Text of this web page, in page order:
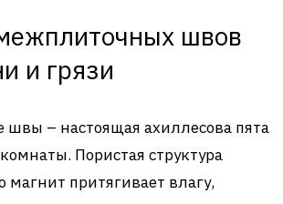
швов
и грязи
– настоящая ахиллесова пята
Пористая структура
магнит притягивает влагу,